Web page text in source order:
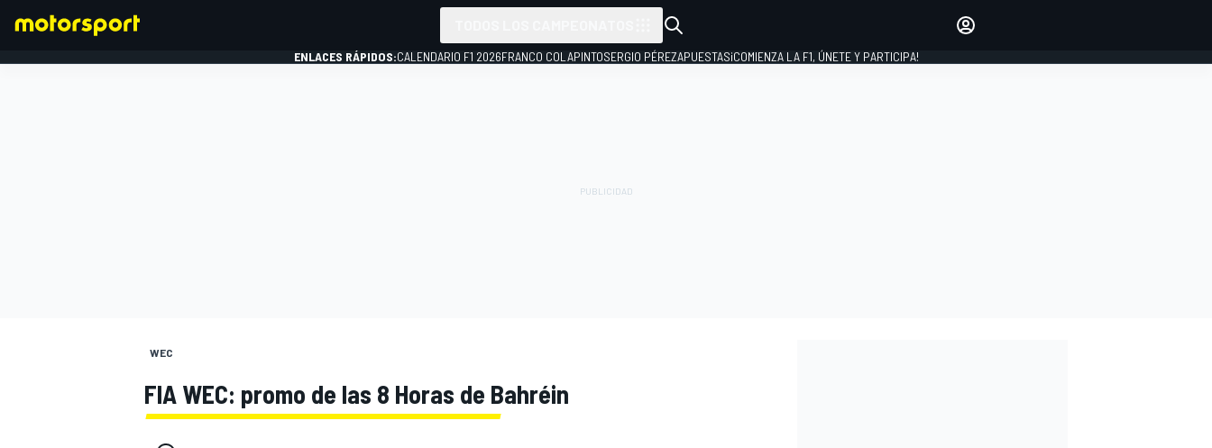
INICIAR SESIÓN
ENLACES RÁPIDOS:CALENDARIO F1 2026FRANCO COLAPINTOSERGIO PÉREZAPUESTAS¡COMIENZA LA F1, ÚNETE Y PARTICIPA!
WEC
FIA WEC: promo de las 8 Horas de Bahréin